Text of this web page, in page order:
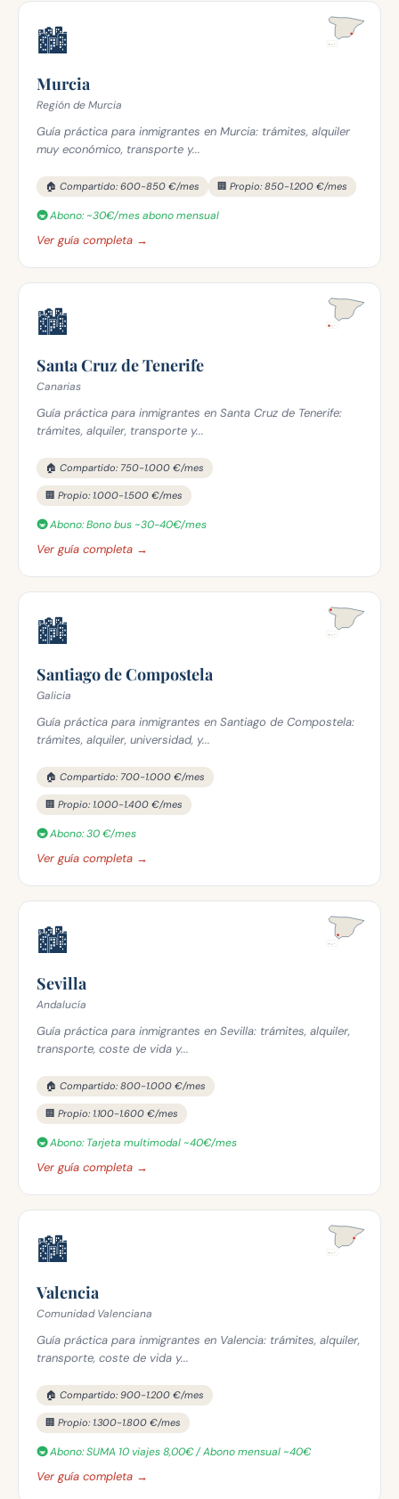
🏙️
Murcia
Región de Murcia
Guía práctica para inmigrantes en Murcia: trámites, alquiler
muy económico, transporte y...
🏠 Compartido: 600-850 €/mes 🏢 Propio: 850-1.200 €/mes
🚇 Abono: ~30€/mes abono mensual
Ver guía completa →
🏙️
Santa Cruz de Tenerife
Canarias
Guía práctica para inmigrantes en Santa Cruz de Tenerife:
trámites, alquiler, transporte y...
🏠 Compartido: 750-1.000 €/mes
🏢 Propio: 1.000-1.500 €/mes
🚇 Abono: Bono bus ~30-40€/mes
Ver guía completa →
🏙️
Santiago de Compostela
Galicia
Guía práctica para inmigrantes en Santiago de Compostela:
trámites, alquiler, universidad, y...
🏠 Compartido: 700-1.000 €/mes
🏢 Propio: 1.000-1.400 €/mes
🚇 Abono: 30 €/mes
Ver guía completa →
🏙️
Sevilla
Andalucía
Guía práctica para inmigrantes en Sevilla: trámites, alquiler,
transporte, coste de vida y...
🏠 Compartido: 800-1.000 €/mes
🏢 Propio: 1.100-1.600 €/mes
🚇 Abono: Tarjeta multimodal ~40€/mes
Ver guía completa →
🏙️
Valencia
Comunidad Valenciana
Guía práctica para inmigrantes en Valencia: trámites, alquiler,
transporte, coste de vida y...
🏠 Compartido: 900-1.200 €/mes
🏢 Propio: 1.300-1.800 €/mes
🚇 Abono: SUMA 10 viajes 8,00€ / Abono mensual ~40€
Ver guía completa →